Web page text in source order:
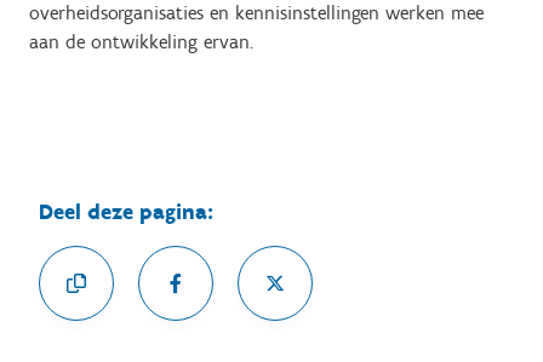
overheidsorganisaties en kennisinstellingen werken mee
aan de ontwikkeling ervan.
Deel deze pagina: